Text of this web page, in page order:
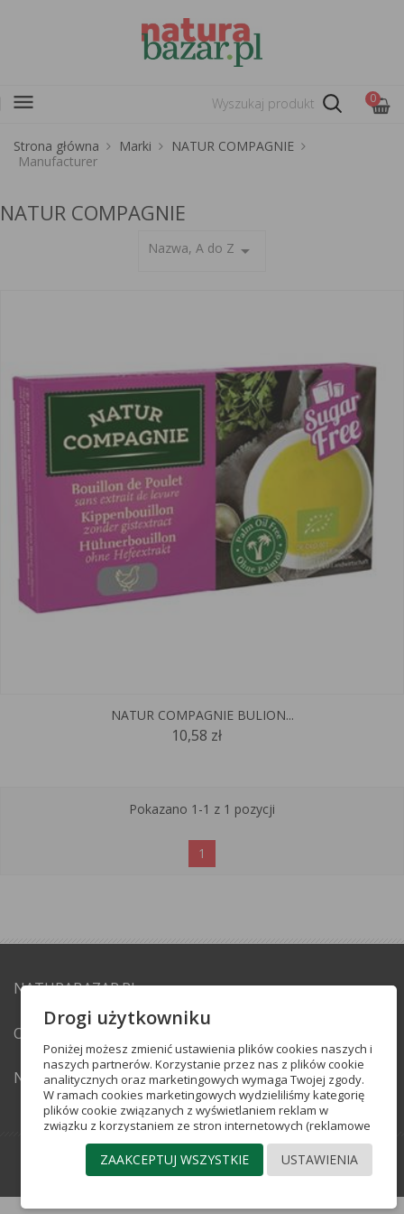
menu 0
Strona główna Marki
NATUR COMPAGNIE
Manufacturer
NATUR COMPAGNIE
Nazwa, A do Z arrow_drop_down
NATUR COMPAGNIE BULION...
10,58 zł
Pokazano 1-1 z 1 pozycji
1
NATURABAZAR.PL expand_more
OBSŁUGA KLIENTA
NEWSLETTER
crafted byGrupa Insight
Drogi użytkowniku
Poniżej możesz zmienić ustawienia plików cookies naszych i
naszych partnerów. Korzystanie przez nas z plików cookie
analitycznych oraz marketingowych wymaga Twojej zgody.
W ramach cookies marketingowych wydzieliliśmy kategorię
plików cookie związanych z wyświetlaniem reklam w
związku z korzystaniem ze stron internetowych (reklamowe
pliki cookie) oraz plików cookie pozwalających na docieranie
do Ciebie ze spersonalizowaną reklamą w portalach
społecznościowych (pliki cookie mediów
USTAWIENIA
ZAAKCEPTUJ WSZYSTKIE